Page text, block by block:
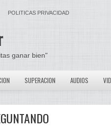
POLITICAS PRIVACIDAD
ganar bien"
SUPERACION AUDIOS